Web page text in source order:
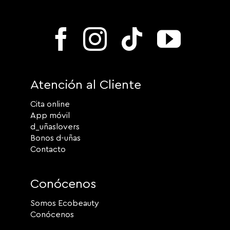
Atención al Cliente
Cita online
App móvil
d_uñaslovers
Bonos d-uñas
Contacto
Conócenos
Somos Ecobeauty
Conócenos